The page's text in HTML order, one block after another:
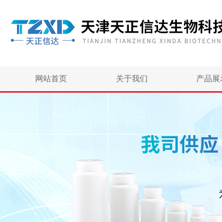
网站首页 关于我们 产品展